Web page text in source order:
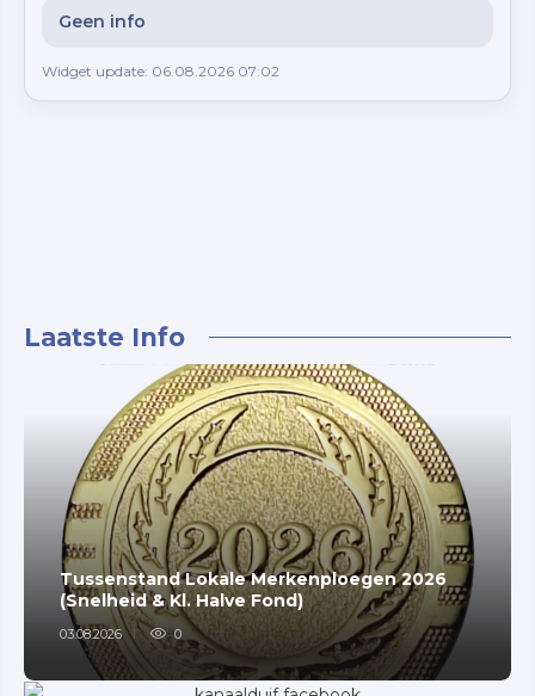
Geen info
Widget update: 06.08.2026 07:02
Laatste Info
Tussenstand Lokale Merkenploegen 2026
(Snelheid & Kl. Halve Fond)
03.08.2026 0